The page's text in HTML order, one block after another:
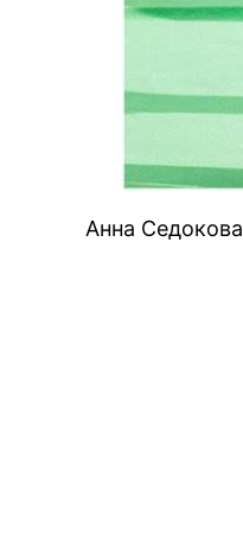
Анна Седокова